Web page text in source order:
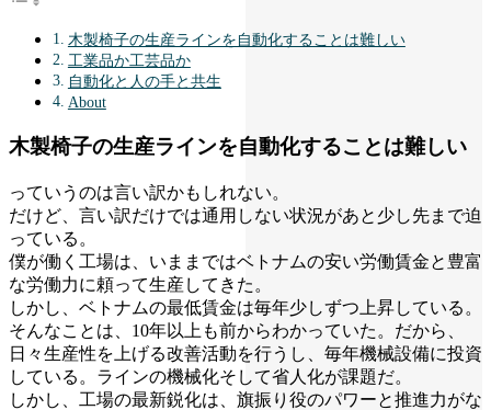
木製椅子の生産ラインを自動化することは難しい
工業品か工芸品か
自動化と人の手と共生
About
木製椅子の生産ラインを自動化することは難しい
っていうのは言い訳かもしれない。
だけど、言い訳だけでは通用しない状況があと少し先まで迫
っている。
僕が働く工場は、いままではベトナムの安い労働賃金と豊富
な労働力に頼って生産してきた。
しかし、ベトナムの最低賃金は毎年少しずつ上昇している。
そんなことは、10年以上も前からわかっていた。だから、
日々生産性を上げる改善活動を行うし、毎年機械設備に投資
している。ラインの機械化そして省人化が課題だ。
しかし、工場の最新鋭化は、旗振り役のパワーと推進力がな